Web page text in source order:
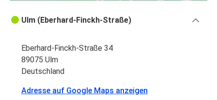
Ulm (Eberhard-Finckh-Straße)
Eberhard-Finckh-Straße 34
89075 Ulm
Deutschland
Adresse auf Google Maps anzeigen